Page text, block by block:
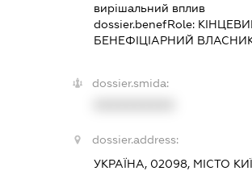
вирішальний вплив
dossier.benefRole:
БЕНЕФІЦІАРНИЙ
dossier.smida:
dossier.address:
УКРАЇНА, 02098, МІСТО